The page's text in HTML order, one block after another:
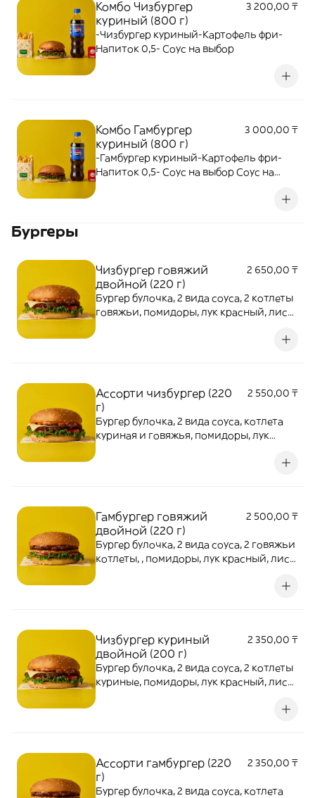
Комбо Чизбургер
куриный (800 г)
3 200,00 ₸
-Чизбургер куриный-Картофель фри-
Напиток 0,5- Соус на выбор
Комбо Гамбургер
куриный (800 г)
3 000,00 ₸
-Гамбургер куриный-Картофель фри-
Напиток 0,5- Соус на выбор Соус на
Бургеры
Чизбургер говяжий
двойной (220 г)
2 650,00 ₸
Бургер булочка, 2 вида соуса, 2 котлеты
говяжьи, помидоры, лук красный, лист
Ассорти чизбургер (220
г)
2 550,00 ₸
Бургер булочка, 2 вида соуса, котлета
куриная и говяжья, помидоры, лук
Гамбургер говяжий
двойной (220 г)
2 500,00 ₸
Бургер булочка, 2 вида соуса, 2 говяжьи
котлеты, , помидоры, лук красный, лист
Чизбургер куриный
двойной (200 г)
2 350,00 ₸
Бургер булочка, 2 вида соуса, 2 котлеты
куриные, помидоры, лук красный, лист
Ассорти гамбургер (220
г)
2 350,00 ₸
Бургер булочка, 2 вида соуса, котлета